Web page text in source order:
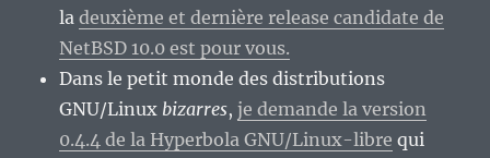
ladeuxième et dernière release candidate de
NetBSD 10.0 est pour vous.
Dans le petit monde des distributions
GNU/Linux bizarres,je demande la version
0.4.4 de la Hyperbola GNU/Linux-libre qui